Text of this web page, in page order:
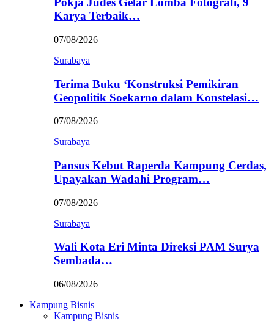
Karya Terbaik…
07/08/2026
Surabaya
Terima Buku ‘Konstruksi Pemikiran
Geopolitik Soekarno dalam Konstelasi…
07/08/2026
Surabaya
Pansus Kebut Raperda Kampung Cerdas,
Upayakan Wadahi Program…
07/08/2026
Surabaya
Wali Kota Eri Minta Direksi PAM Surya
Sembada…
06/08/2026
Kampung Bisnis
Kampung Bisnis